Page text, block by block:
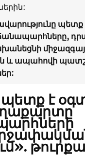
պետք
ճանապարհները,
և ապահովի
է